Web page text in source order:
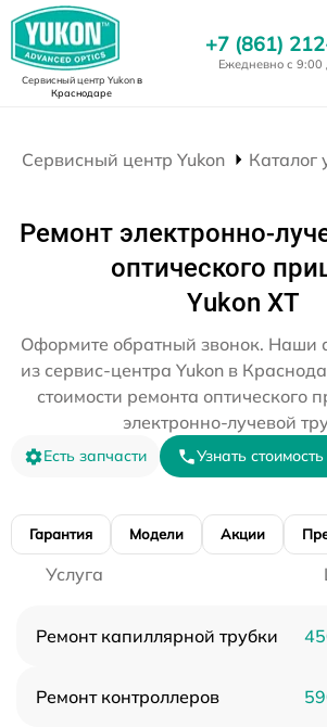
Сервисный центр Yukonв
Краснодаре
+7 (861)
Ежедневно с 9:00
Сервисный центр Yukon Каталог
Ремонт электронно-
оптического
Yukon XT
Оформите обратный звонок. Наши
из сервис-центра Yukon в
стоимости ремонта оптического
электронно-лучевой
Есть запчасти Узнать стоимость
Гарантия Модели Акции
Услуга
Ремонт капиллярной трубки
Ремонт контроллеров